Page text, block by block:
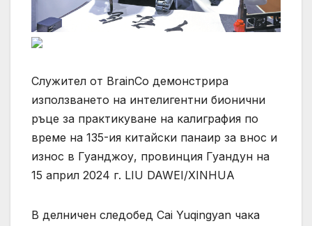
Служител от BrainCo демонстрира
използването на интелигентни бионични
ръце за практикуване на калиграфия по
време на 135-ия китайски панаир за внос и
износ в Гуанджоу, провинция Гуандун на
15 април 2024 г. LIU DAWEI/XINHUA
В делничен следобед Cai Yuqingyan чака